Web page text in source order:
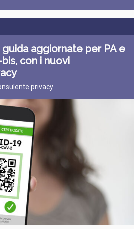
guida aggiornate per PA e
con i nuovi
privacy